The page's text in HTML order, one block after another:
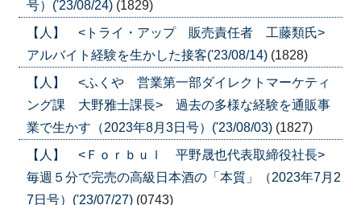
号）('23/08/24) (1829)
【人】 <トライ・アップ 販売責任者 工藤類氏>
アルバイト経験を生かした接客('23/08/14) (1828)
【人】 <ふくや 営業第一部ダイレクトマーケティ
ング課 大野雅士課長> 過去の多様な経験を通販事
業で生かす（2023年8月3日号）('23/08/03) (1827)
【人】 <Ｆｏｒｂｕｌ 平野晟也代表取締役社長>
毎週５分で完売の高級日本酒の「本質」（2023年7月2
7日号）('23/07/27) (0743)